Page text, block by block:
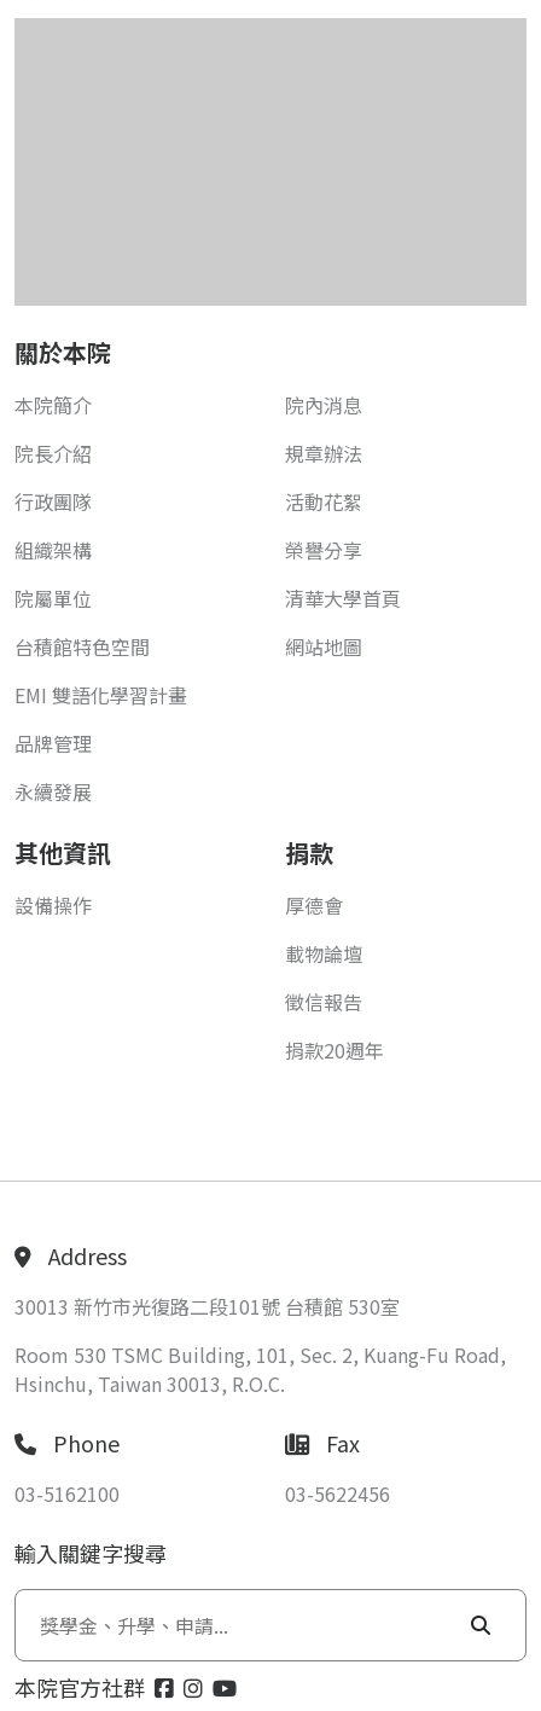
關於本院
本院簡介
院長介紹
行政團隊
組織架構
院屬單位
台積館特色空間
EMI 雙語化學習計畫
品牌管理
永續發展
院內消息
規章辦法
活動花絮
榮譽分享
清華大學首頁
網站地圖
其他資訊
設備操作
捐款
厚德會
載物論壇
徵信報告
捐款20週年
Address
30013 新竹市光復路二段101號 台積館 530室
Room 530 TSMC Building, 101, Sec. 2, Kuang-Fu Road,
Hsinchu, Taiwan 30013, R.O.C.
Phone
03-5162100
Fax
03-5622456
輸入關鍵字搜尋
本院官方社群